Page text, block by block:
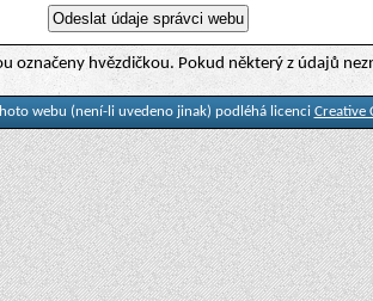
označeny hvězdičkou. Pokud některý z údajů
webu (není-li uvedeno jinak) podléhá licenci Creative